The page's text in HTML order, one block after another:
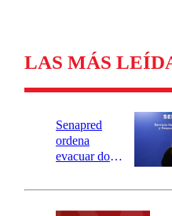
LAS MÁS
Senapred
ordena
evacuar dos
Carahue por